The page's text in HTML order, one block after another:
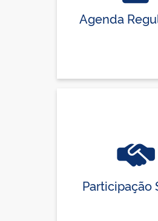
Agenda
Participação